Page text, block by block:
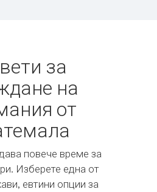
за
на
от
повече време за
Изберете една от
евтини опции за